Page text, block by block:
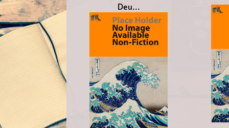
Deu...